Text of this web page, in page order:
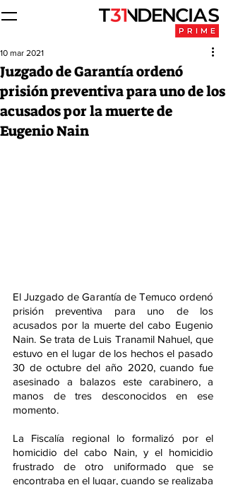
Juzgado de Garantía ordenó
prisión preventiva para uno de los
acusados por la muerte de
Eugenio Nain
10 mar 2021
El Juzgado de Garantía de Temuco ordenó
prisión preventiva para uno de los
acusados por la muerte del cabo Eugenio
Nain. Se trata de Luis Tranamil Nahuel, que
estuvo en el lugar de los hechos el pasado
30 de octubre del año 2020, cuando fue
asesinado a balazos este carabinero, a
manos de tres desconocidos en ese
momento.
La Fiscalía regional lo formalizó por el
homicidio del cabo Nain, y el homicidio
frustrado de otro uniformado que se
encontraba en el lugar, cuando se realizaba